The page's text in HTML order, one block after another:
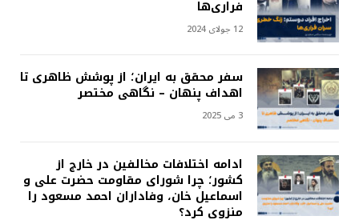
فراری‌ها
12 جولای 2024
سفر محقق به ایران؛ از پوشش ظاهری تا
اهداف پنهان – نگاهی مختصر
3 می 2025
ادامه اختلافات مخالفین در خارج از
کشور؛ چرا شورای مقاومت حضرت علی و
اسماعیل خان، وفاداران احمد مسعود را
منزوی کرد؟